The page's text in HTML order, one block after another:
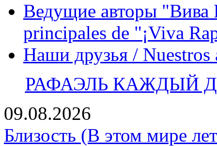
Ведущие авторы "Вива
principales de "¡Viva
Наши друзья / Nuestros
РАФАЭЛЬ КАЖДЫЙ
09.08.2026
Близость (В этом мире